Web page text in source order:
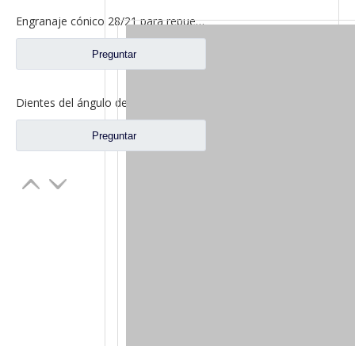
Engranaje cónico 28/21 para repuestos de camiones North Benz Beiben A3463502939
Preguntar
Preguntar